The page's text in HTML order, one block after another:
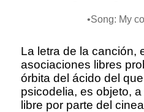
•Song: My
La letra de la canción,
asociaciones libres
órbita del ácido del
psicodelia, es objeto,
libre por parte del